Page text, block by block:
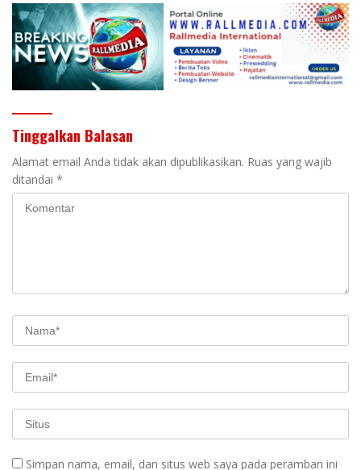
Tinggalkan Balasan
Alamat email Anda tidak akan dipublikasikan. Ruas yang wajib
ditandai *
Simpan nama, email, dan situs web saya pada peramban ini